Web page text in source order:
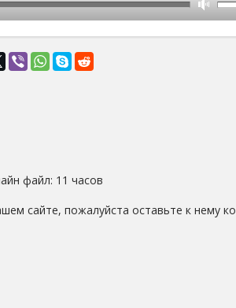
файл: 11 часов
сайте, пожалуйста оставьте к нему